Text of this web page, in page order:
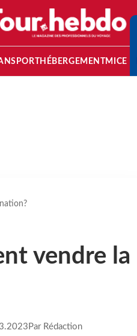
HÉBERGEMENTMICE
vendre la
Par Rédaction